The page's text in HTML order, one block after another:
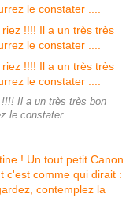
Il a un très très bon
le constater ....